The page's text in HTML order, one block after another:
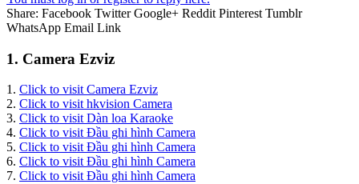
Share: Facebook Twitter Google+ Reddit Pinterest Tumblr
WhatsApp Email Link
1. Camera Ezviz
1. Click to visit Camera Ezviz
2. Click to visit hkvision Camera
3. Click to visit Dàn loa Karaoke
4. Click to visit Đầu ghi hình Camera
5. Click to visit Đầu ghi hình Camera
6. Click to visit Đầu ghi hình Camera
7. Click to visit Đầu ghi hình Camera